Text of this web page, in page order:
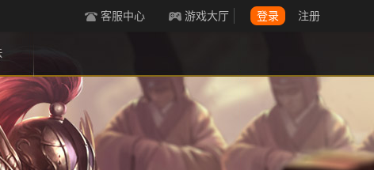
客服中心 游戏大厅 登录 注册